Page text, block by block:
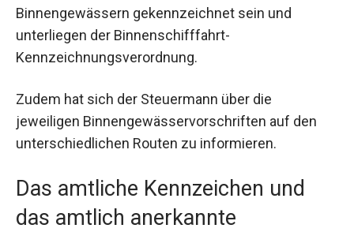
Binnengewässern gekennzeichnet sein und
unterliegen der Binnenschifffahrt-
Kennzeichnungsverordnung.
Zudem hat sich der Steuermann über die
jeweiligen Binnengewässervorschriften auf den
unterschiedlichen Routen zu informieren.
Das amtliche Kennzeichen und
das amtlich anerkannte